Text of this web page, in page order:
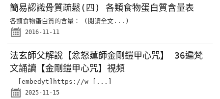
簡易認識骨質疏鬆(四) 各類食物蛋白質含量表
各類食物蛋白質的含量： (閱讀全文...)
2016-11-11
法玄師父解說【忿怒蓮師金剛鎧甲心咒】 36遍梵
文誦讀【金剛鎧甲心咒】視頻
[embedyt]https://w [...]
2025-11-15